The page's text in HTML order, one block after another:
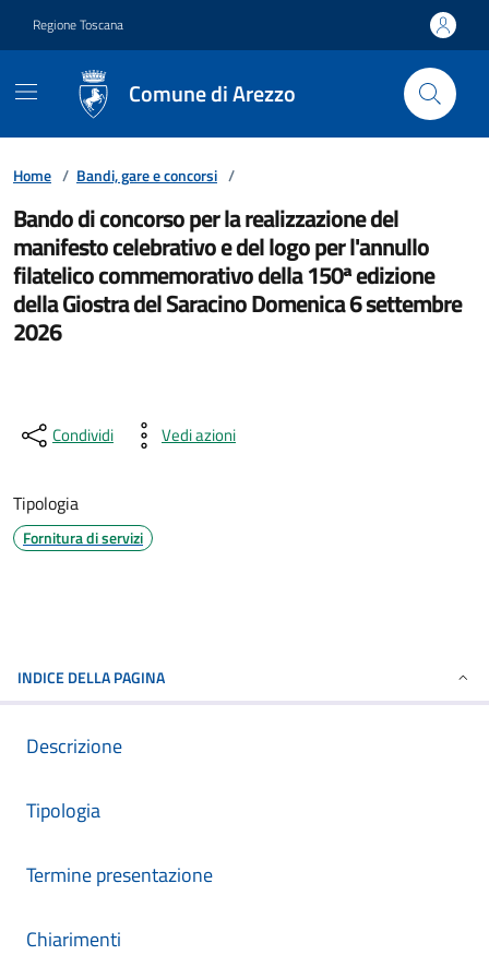
Regione Toscana
Comune di Arezzo
Home / Bandi, gare e concorsi /
Bando di concorso per la realizzazione del
manifesto celebrativo e del logo per l'annullo
filatelico commemorativo della 150ª edizione
della Giostra del Saracino Domenica 6 settembre
2026
Condividi Vedi azioni
Tipologia
Fornitura di servizi
INDICE DELLA PAGINA
Descrizione
Tipologia
Termine presentazione
Chiarimenti